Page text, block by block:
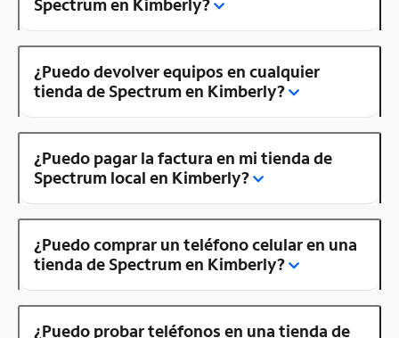
¿Puedo devolver equipos en cualquier
tienda de Spectrum en Kimberly?
¿Puedo pagar la factura en mi tienda de
Spectrum local en Kimberly?
¿Puedo comprar un teléfono celular en una
tienda de Spectrum en Kimberly?
¿Puedo probar teléfonos en una tienda de